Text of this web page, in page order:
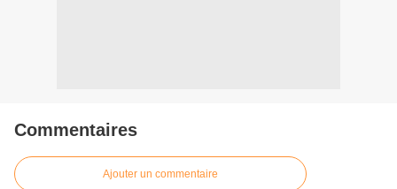
Commentaires
Ajouter un commentaire